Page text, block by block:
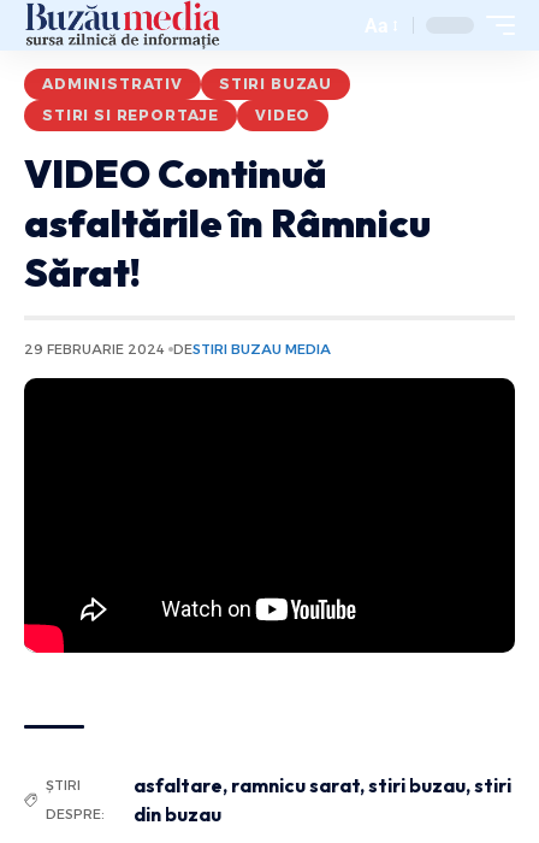
Aa
ADMINISTRATIV
STIRI BUZAU
STIRI SI REPORTAJE
VIDEO
VIDEO Continuă
asfaltările în Râmnicu
Sărat!
29 FEBRUARIE 2024 DESTIRI BUZAU MEDIA
ȘTIRI
DESPRE:
asfaltare, ramnicu sarat,stiri buzau,stiri
din buzau